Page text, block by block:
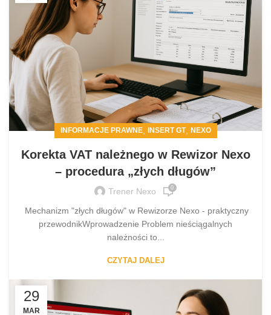
INFORMACJE PRAWNE, INSERT GT, NEXO
Korekta VAT należnego w Rewizor Nexo
– procedura „złych długów”
Trener Nexo 0
Mechanizm "złych długów" w Rewizorze Nexo - praktyczny
przewodnikWprowadzenie Problem nieściągalnych
należności to...
CZYTAJ DALEJ
29
MAR